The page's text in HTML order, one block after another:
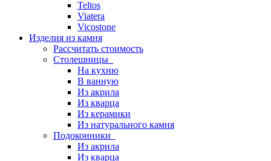
Teltos
Viatera
Vicostone
Изделия из камня
Рассчитать стоимость
Столешницы
На кухню
В ванную
Из акрила
Из кварца
Из керамики
Из натурального камня
Подоконники
Из акрила
Из кварца